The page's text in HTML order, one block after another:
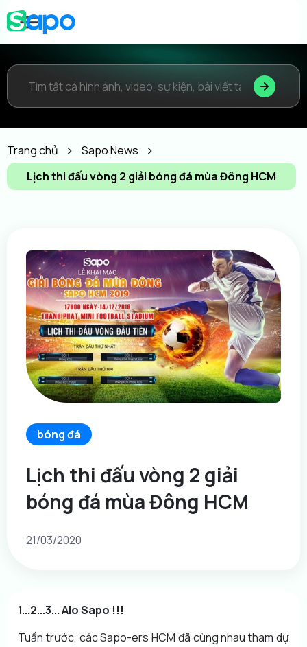
Trang chủ
Sapo News
Lịch thi đấu vòng 2 giải bóng đá mùa Đông HCM
bóng đá
Lịch thi đấu vòng 2 giải
bóng đá mùa Đông HCM
21/03/2020
1...2...3... Alo Sapo !!!
Tuần trước, các Sapo-ers HCM đã cùng nhau tham dự